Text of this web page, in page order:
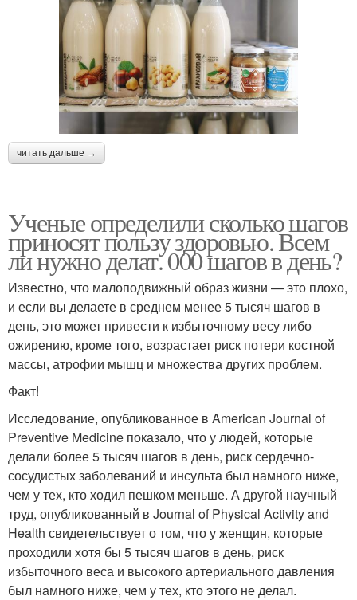
читать дальше →
Ученые определили сколько шагов
приносят пользу здоровью. Всем
ли нужно делат. 000 шагов в день?
Известно, что малоподвижный образ жизни — это плохо,
и если вы делаете в среднем менее 5 тысяч шагов в
день, это может привести к избыточному весу либо
ожирению, кроме того, возрастает риск потери костной
массы, атрофии мышц и множества других проблем.
Факт!
Исследование, опубликованное в American Journal of
Preventive Medicine показало, что у людей, которые
делали более 5 тысяч шагов в день, риск сердечно-
сосудистых заболеваний и инсульта был намного ниже,
чем у тех, кто ходил пешком меньше. А другой научный
труд, опубликованный в Journal of Physical Activity and
Health свидетельствует о том, что у женщин, которые
проходили хотя бы 5 тысяч шагов в день, риск
избыточного веса и высокого артериального давления
был намного ниже, чем у тех, кто этого не делал.